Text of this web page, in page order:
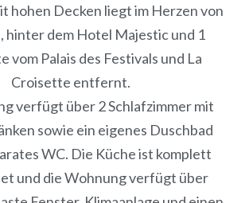
hohen Decken liegt im Herzen von
hinter dem Hotel Majestic und 1
vom Palais des Festivals und La
Croisette entfernt.
verfügt über 2 Schlafzimmer mit
sowie ein eigenes Duschbad
WC. Die Küche ist komplett
und die Wohnung verfügt über